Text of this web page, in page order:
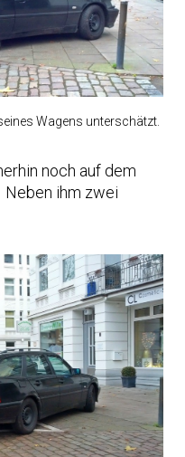
Wagens unterschätzt.
noch auf dem
ihm zwei